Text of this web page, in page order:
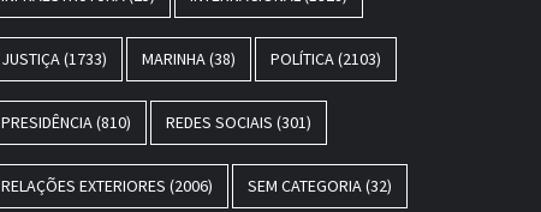
JUSTIÇA (1733) MARINHA (38) POLÍTICA (2103)
PRESIDÊNCIA (810) REDES SOCIAIS (301)
RELAÇÕES EXTERIORES (2006) SEM CATEGORIA (32)